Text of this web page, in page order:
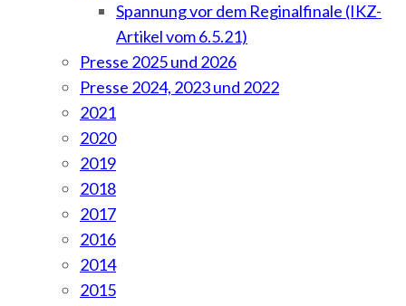
Spannung vor dem Reginalfinale (IKZ-
Artikel vom 6.5.21)
Presse 2025 und 2026
Presse 2024, 2023 und 2022
2021
2020
2019
2018
2017
2016
2014
2015